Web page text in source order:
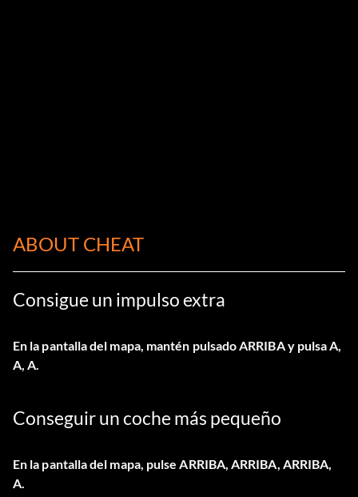
ABOUT CHEAT
Consigue un impulso extra
En la pantalla del mapa, mantén pulsado ARRIBA y pulsa A,
A, A.
Conseguir un coche más pequeño
En la pantalla del mapa, pulse ARRIBA, ARRIBA, ARRIBA,
A.